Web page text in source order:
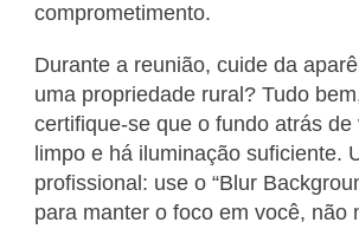
comprometimento.
Durante a reunião, cuide da
uma propriedade rural? Tudo
certifique-se que o fundo atrás de
limpo e há iluminação suficiente.
profissional: use o “Blur
para manter o foco em você, não